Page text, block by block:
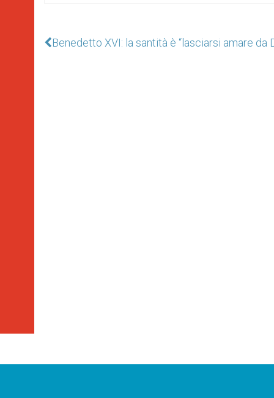
Benedetto XVI: la santità è “lasciarsi amare da